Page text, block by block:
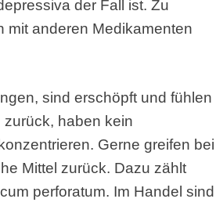
der Fall ist. Zu
mit anderen Medikamenten
sind erschöpft und fühlen
haben kein
Gerne greifen bei
Mittel zurück. Dazu zählt
perforatum. Im Handel sind